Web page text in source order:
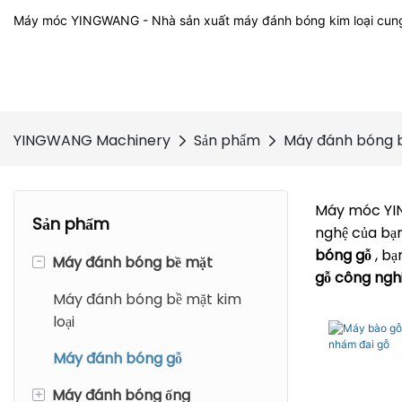
Máy móc YINGWANG - Nhà sản xuất máy đánh bóng kim loại
YINGWANG Machinery Sản phẩm Máy đánh bóng
Sản phẩm
-
Máy đánh bóng bề mặt
Máy đánh bóng bề mặt kim
loại
Máy đánh bóng gỗ
+ Máy đánh bóng ống
Máy móc
nghệ của
bóng gỗ,
gỗ công